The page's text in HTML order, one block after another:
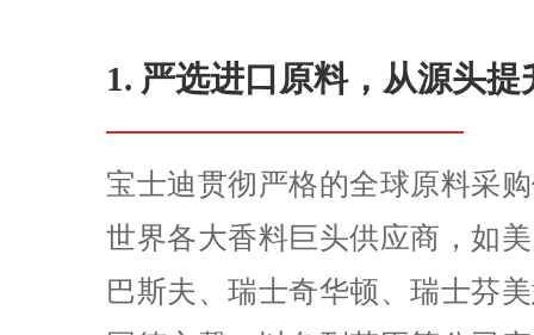
1. 严选进口原料，从源头
宝士迪贯彻严格的全球原料采
世界各大香料巨头供应商，如
巴斯夫、瑞士奇华顿、瑞士芬